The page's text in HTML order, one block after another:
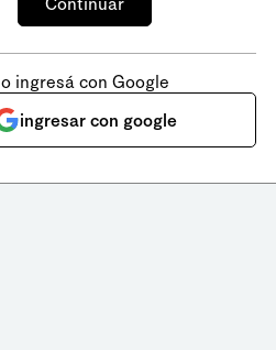
o ingresá con Google
ingresar con google